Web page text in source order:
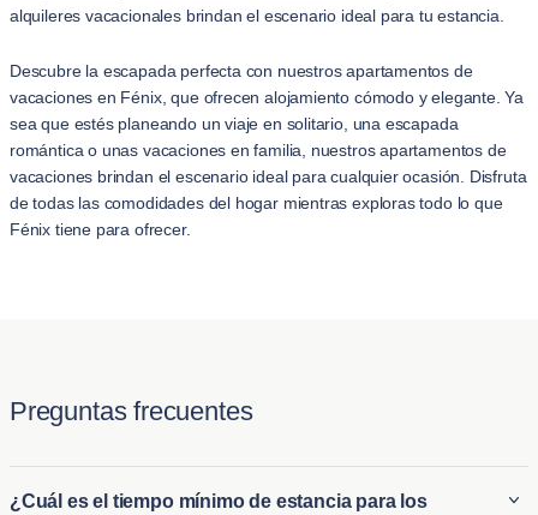
alquileres vacacionales brindan el escenario ideal para tu estancia.
Descubre la escapada perfecta con nuestros apartamentos de
vacaciones en Fénix, que ofrecen alojamiento cómodo y elegante. Ya
sea que estés planeando un viaje en solitario, una escapada
romántica o unas vacaciones en familia, nuestros apartamentos de
vacaciones brindan el escenario ideal para cualquier ocasión. Disfruta
de todas las comodidades del hogar mientras exploras todo lo que
Fénix tiene para ofrecer.
Preguntas frecuentes
¿Cuál es el tiempo mínimo de estancia para los